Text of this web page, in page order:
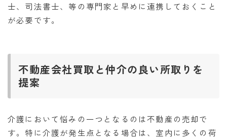
士、司法書士、等の専門家と早めに連携しておくこと
が必要です。
不動産会社買取と仲介の良い所取りを
提案
介護において悩みの一つとなるのは不動産の売却で
す。特に介護が発生点となる場合は、室内に多くの荷